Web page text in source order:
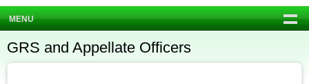
MENU
GRS and Appellate Officers